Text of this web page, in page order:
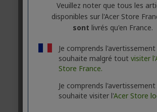
Veuillez noter que tous les
disponibles sur l'Acer Store
sont livrés qu'en France.
Je comprends
souhaite malgré tout visiter
Store France.
Je comprends
souhaite visiter l'Acer Store